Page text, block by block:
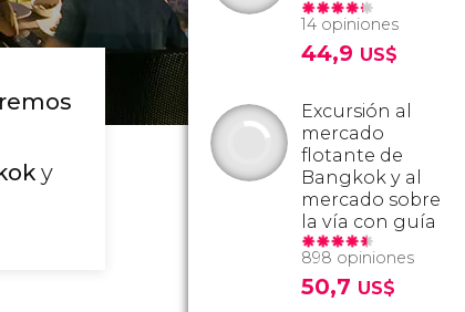
y
14 opiniones
44,9 US$
Excursión al
mercado
flotante de
Bangkok y al
mercado sobre
la vía con guía
898 opiniones
50,7 US$